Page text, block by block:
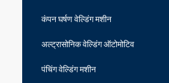
कंपन घर्षण वेल्डिंग मशीन
अल्ट्रासोनिक वेल्डिंग ऑटोमोटिव
पंचिंग वेल्डिंग मशीन